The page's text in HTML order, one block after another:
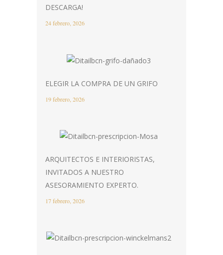
DESCARGA!
24 febrero, 2026
ELEGIR LA COMPRA DE UN GRIFO
19 febrero, 2026
ARQUITECTOS E INTERIORISTAS,
INVITADOS A NUESTRO
ASESORAMIENTO EXPERTO.
17 febrero, 2026